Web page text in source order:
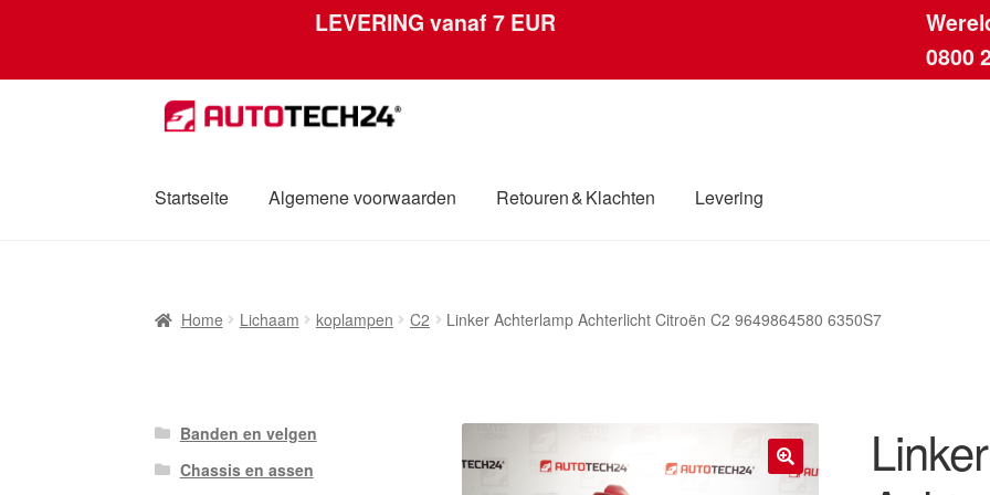
LEVERING vanaf 7 EUR
0800
Skip
to
Skip
to
Startseite Algemene voorwaarden Retouren & Klachten Levering
Mijn accountOver onsPrivacybeleid Wereldwijde verzending Winkelwagen
Home Lichaam koplampen C2 Linker Achterlamp Achterlicht Citroën C2 9649864580 6350S7
Banden en velgen
Chassis en assen